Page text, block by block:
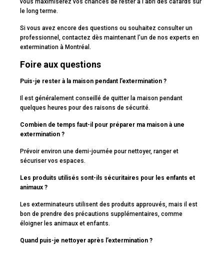
vous maximiserez vos chances de rester à l’abri des cafards sur
le long terme.
Si vous avez encore des questions ou souhaitez consulter un
professionnel, contactez dès maintenant l’un de nos experts en
extermination à Montréal.
Foire aux questions
Puis-je rester à la maison pendant l’extermination ?
Il est généralement conseillé de quitter la maison pendant
quelques heures pour des raisons de sécurité.
Combien de temps faut-il pour préparer ma maison à une
extermination ?
Prévoir environ une demi-journée pour nettoyer, ranger et
sécuriser vos espaces.
Les produits utilisés sont-ils sécuritaires pour les enfants et
animaux ?
Les exterminateurs utilisent des produits approuvés, mais il est
bon de prendre des précautions supplémentaires, comme
éloigner les animaux et enfants.
Quand puis-je nettoyer après l’extermination ?